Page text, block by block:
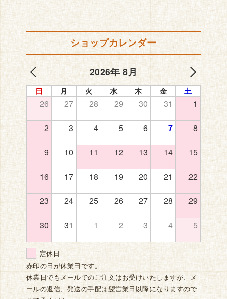
ショップカレンダー
2026年 8月
日 月 火 水 木 金 土
26 27 28 29 30 31 1
2 3 4 5 6 7 8
9 10 11 12 13 14 15
16 17 18 19 20 21 22
23 24 25 26 27 28 29
30 31 1 2 3 4 5
定休日
赤印の日が休業日です。
休業日でもメールでのご注文はお受けいたしますが、メ
ールの返信、発送の手配は翌営業日以降になりますので